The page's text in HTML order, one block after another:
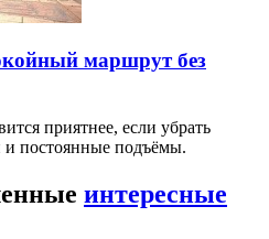
маршрут без
приятнее, если убрать
и постоянные подъёмы.
интересные